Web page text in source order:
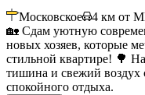
Московское 4 км от
🏡 Сдам уютную
новых хозяев, которые
стильной квартире! 🌳
тишина и свежий воздух
спокойного отдыха.